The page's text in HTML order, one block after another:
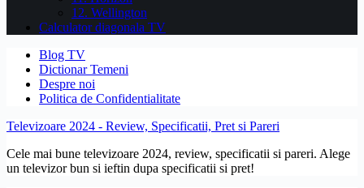
12. Wellington
Calculator diagonala TV
Blog TV
Dictionar Temeni
Despre noi
Politica de Confidentialitate
Televizoare 2024 - Review, Specificatii, Pret si Pareri
Cele mai bune televizoare 2024, review, specificatii si pareri. Alege
un televizor bun si ieftin dupa specificatii si pret!